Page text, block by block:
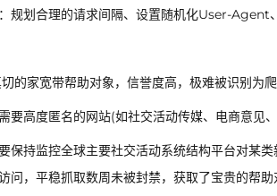
规划合理的请求间隔、设置随机化User-Agent
的家宽带帮助对象，信誉度高，极难被识别为爬
要高度匿名的网站(如社交活动传媒、电商意见、
保持监控全球主要社交活动系统结构平台对某
问，平稳抓取数周未被封禁，获取了宝贵的帮助